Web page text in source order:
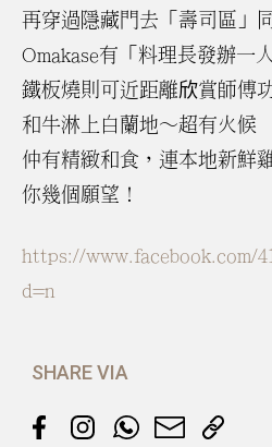
再穿過隱藏門去「壽司區」
Omakase有「料理長發辦一
鐵板燒則可近距離欣賞師傅
和牛淋上白蘭地～超有火候
仲有精緻和食，連本地新鮮
你幾個願望！
https://www.facebook.com/
d=n
SHARE VIA